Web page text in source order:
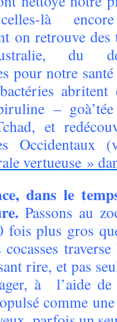
là
on retrouve des
du
pour notre
–
et
Occidentaux
vertueuse »
dans le
Passons au
plus gros
rire, et pas
à l’aide
comme